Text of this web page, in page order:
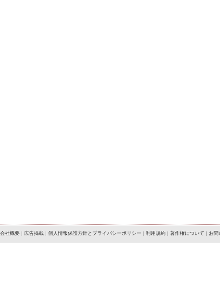
会社概要 | 広告掲載 | 個人情報保護方針とプライバシーポリシー | 利用規約 | 著作権について | お問